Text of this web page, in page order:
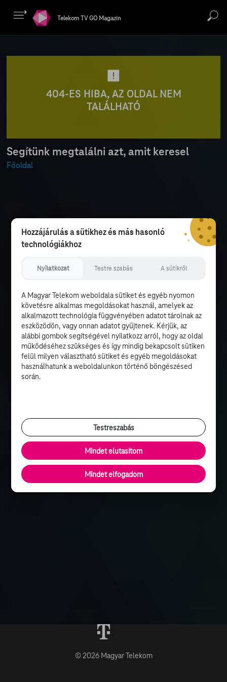
Telekom TV GO Magazin
404-ES HIBA, AZ OLDAL NEM
TALÁLHATÓ
Segítünk megtalálni azt, amit keresel
Főoldal
© 2026 Magyar Telekom
Hozzájárulás a sütikhez és más hasonló
technológiákhoz
Nyilatkozat Testre szabás A sütikről
A Magyar Telekom weboldala sütiket és egyéb nyomon
követésre alkalmas megoldásokat használ, amelyek az
alkalmazott technológia függvényében adatot tárolnak az
eszközödön, vagy onnan adatot gyűjtenek. Kérjük, az
alábbi gombok segítségével nyilatkozz arról, hogy az oldal
működéséhez szükséges és így mindig bekapcsolt sütiken
felül milyen választható sütiket és egyéb megoldásokat
használhatunk a weboldalunkon történő böngészésed
során.
Testreszabás
Mindet elutasítom
Mindet elfogadom